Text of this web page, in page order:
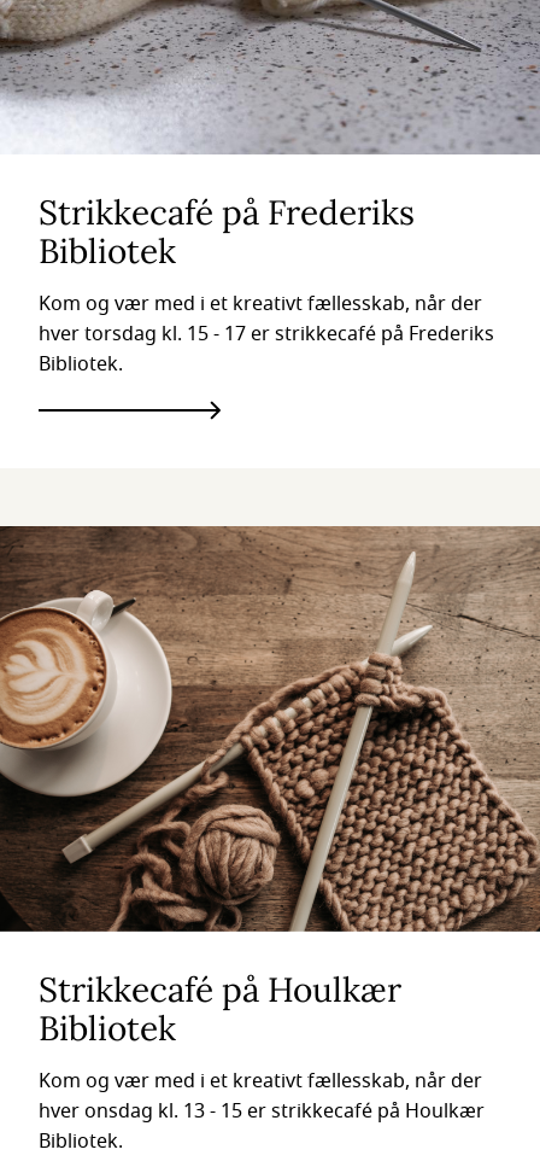
Strikkecafé på Frederiks
Bibliotek
Kom og vær med i et kreativt fællesskab, når der
hver torsdag kl. 15 - 17 er strikkecafé på Frederiks
Bibliotek.
Strikkecafé på Houlkær
Bibliotek
Kom og vær med i et kreativt fællesskab, når der
hver onsdag kl. 13 - 15 er strikkecafé på Houlkær
Bibliotek.